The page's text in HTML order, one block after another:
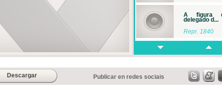
A figura
delegado d...
Repr. 1840
Repr. 1916
A protección
Descargar Publicar en redes sociais